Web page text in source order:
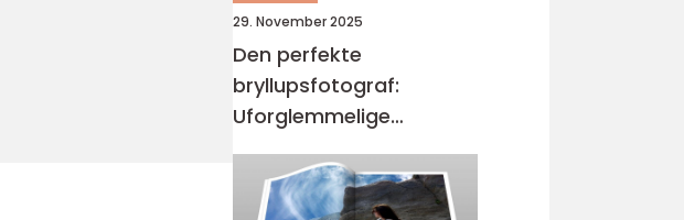
29. November 2025
Den perfekte
bryllupsfotograf:
Uforglemmelige
øjeblikke